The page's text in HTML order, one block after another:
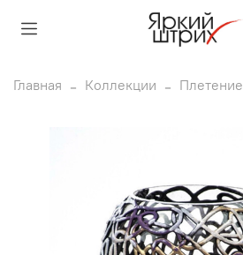
Главная Коллекции Плетение